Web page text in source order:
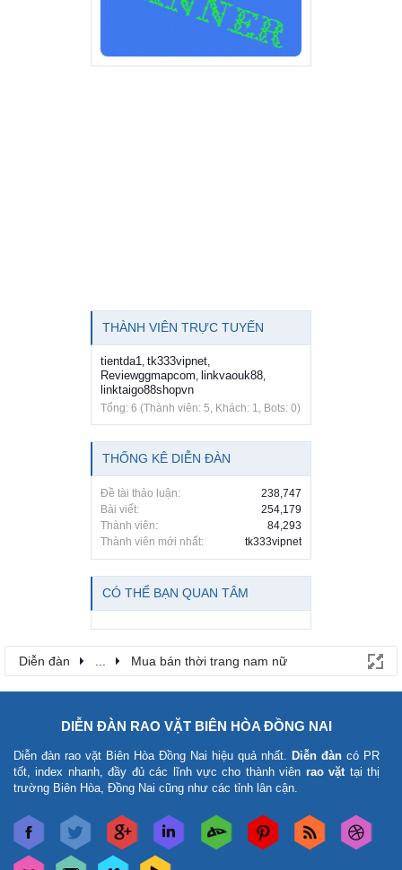
THÀNH VIÊN TRỰC TUYẾN
tientda1 tk333vipnet
Reviewggmapcom linkvaouk88
linktaigo88shopvn
Tổng: 6 (Thành viên: 5, Khách: 1, Bots: 0)
THỐNG KÊ DIỄN ĐÀN
Đề tài thảo luận:
238,747
Bài viết:
254,179
Thành viên:
84,293
Thành viên mới nhất:
tk333vipnet
CÓ THỂ BẠN QUAN TÂM
Diễn đàn Mua bán thời trang nam nữ
DIỄN ĐÀN RAO VẶT BIÊN HÒA ĐỒNG NAI
Diễn đàn rao vặt Biên Hòa Đồng Nai hiệu quả nhất. Diễn đàn có PR
tốt, index nhanh, đầy đủ các lĩnh vực cho thành viên rao vặt tại thị
trường Biên Hòa, Đồng Nai cũng như các tỉnh lân cận.